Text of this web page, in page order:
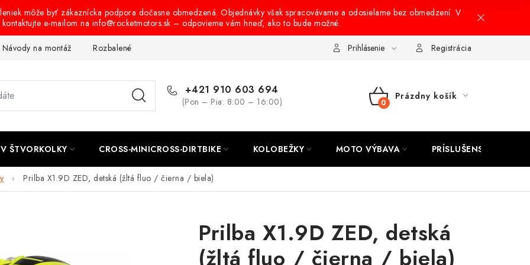
môže byť zákaznícka podpora dočasne obmedzená. Objednávky však spracovávame a odosielame bez obmedzení. V
e-mailom na info@rocketmotors.sk – odpovieme vám hneď, ako to bude možné.
Návody na montáž Rozbalené, zánovné a použité produkty Nákup na splátky Reklamácia a vrátenie
Prihlásenie Registrácia
+421 910 603 694
(Pon – Pia: 8:00 – 16:00)
NÁKUPNÝ
Prázdny košík
ŠTVORKOLKY CROSS-MINICROSS-DIRTBIKE KOLOBEŽKY MOTO VÝBAVA PRÍSLUŠENSTVO
Prilba X1.9D ZED, detská (žltá fluo / čierna / biela)
Prilba X1.9D ZED, detská
(žltá fluo / čierna / biela)